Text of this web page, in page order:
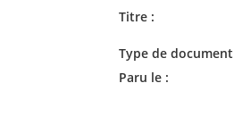
Titre :
Type de
Paru le :